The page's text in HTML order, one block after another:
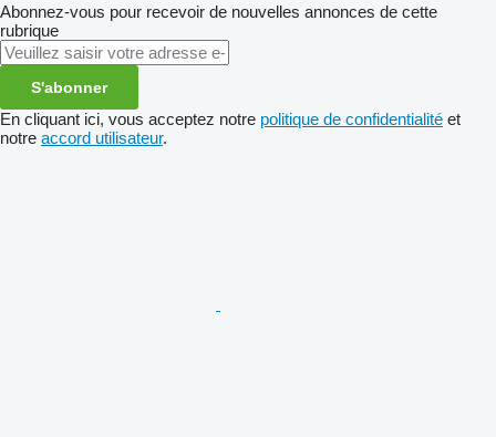
Abonnez-vous pour recevoir de nouvelles annonces de cette
rubrique
S'abonner
En cliquant ici, vous acceptez notre politique de confidentialité et
notre accord utilisateur.